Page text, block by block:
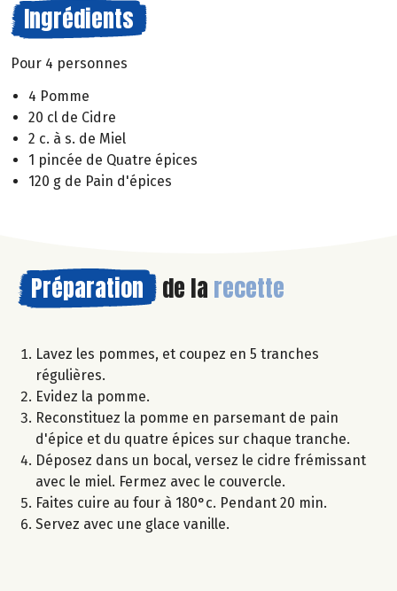
Ingrédients
Pour 4 personnes
4 Pomme
20 cl de Cidre
2 c. à s. de Miel
1 pincée de Quatre épices
120 g de Pain d'épices
Préparation de la recette
Lavez les pommes, et coupez en 5 tranches
régulières.
Evidez la pomme.
Reconstituez la pomme en parsemant de pain
d'épice et du quatre épices sur chaque tranche.
Déposez dans un bocal, versez le cidre frémissant
avec le miel. Fermez avec le couvercle.
Faites cuire au four à 180°c. Pendant 20 min.
Servez avec une glace vanille.